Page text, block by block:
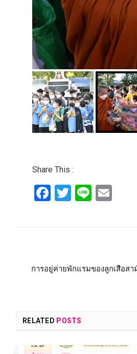
Share This :
Facebook
Twitter
Line
การอยู่ค่ายพักแรมของลูกเสือส
RELATED POSTS